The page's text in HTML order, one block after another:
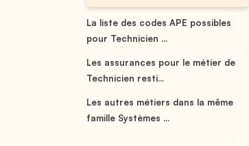
La liste des codes APE possibles
pour Technicien ...
Les assurances pour le métier de
Technicien resti...
Les autres métiers dans la même
famille Systèmes ...